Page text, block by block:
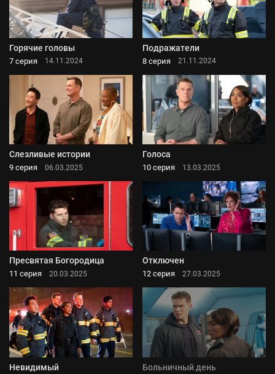
Горячие головы
7 серия 14.11.2024
Подражатели
8 серия 21.11.2024
Слезливые истории
9 серия 06.03.2025
Голоса
10 серия 13.03.2025
Пресвятая Богородица
11 серия 20.03.2025
Отключен
12 серия 27.03.2025
Невидимый Больничный день